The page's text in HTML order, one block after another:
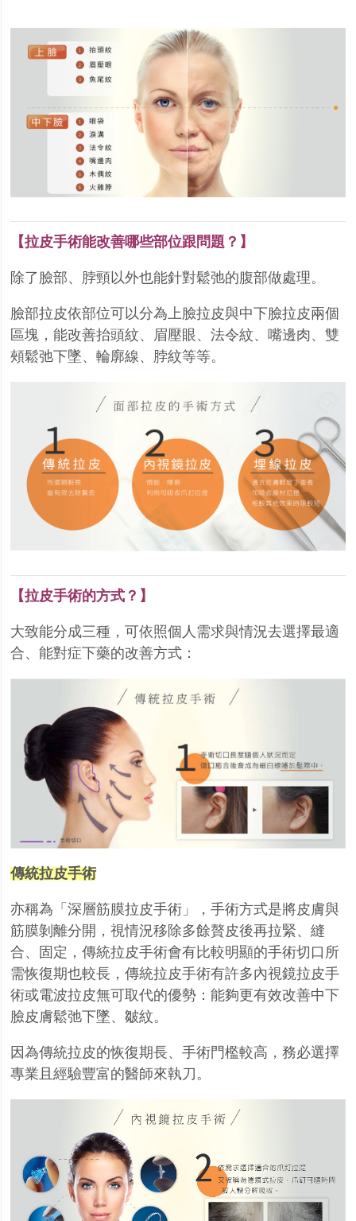
【拉皮手術能改善哪些部位跟問題？】
除了臉部、脖頸以外也能針對鬆弛的腹部做處理。
臉部拉皮依部位可以分為上臉拉皮與中下臉拉皮兩個
區塊，能改善抬頭紋、眉壓眼、法令紋、嘴邊肉、雙
頰鬆弛下墜、輪廓線、脖紋等等。
【拉皮手術的方式？】
大致能分成三種，可依照個人需求與情況去選擇最適
合、能對症下藥的改善方式：
傳統拉皮手術
亦稱為「深層筋膜拉皮手術」，手術方式是將皮膚與
筋膜剝離分開，視情況移除多餘贅皮後再拉緊、縫
合、固定，傳統拉皮手術會有比較明顯的手術切口所
需恢復期也較長，傳統拉皮手術有許多內視鏡拉皮手
術或電波拉皮無可取代的優勢：能夠更有效改善中下
臉皮膚鬆弛下墜、皺紋。
因為傳統拉皮的恢復期長、手術門檻較高，務必選擇
專業且經驗豐富的醫師來執刀。